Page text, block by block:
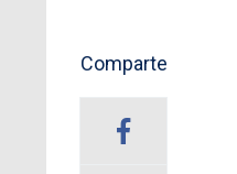
Comparte